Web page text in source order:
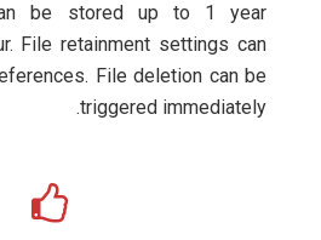
be stored up to 1 year
File retainment settings can
File deletion can be
triggered immediately.